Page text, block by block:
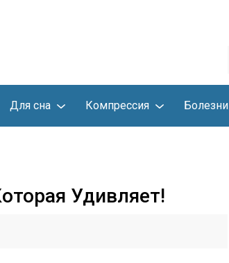
Для сна Компрессия Болезни
Удивляет!